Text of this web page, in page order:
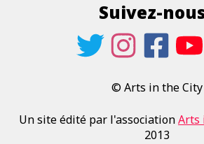
Suivez-
© Arts in the City
Un site édité par l'associationArts
2013